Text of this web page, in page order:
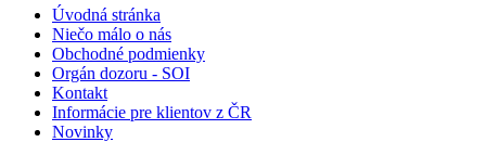
Úvodná stránka
Niečo málo o nás
Obchodné podmienky
Orgán dozoru - SOI
Kontakt
Informácie pre klientov z ČR
Novinky